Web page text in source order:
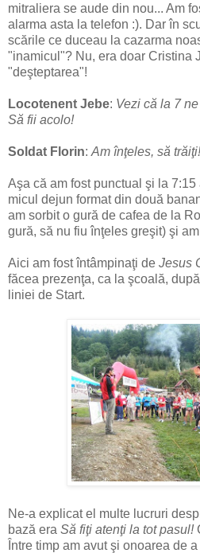
mitraliera se aude din nou... Am
alarma asta la telefon :). Dar în
scările ce duceau la cazarma
"inamicul"? Nu, era doar Cristina
"deşteptarea"!
Locotenent Jebe: Vezi că la 7
Să fii acolo!
Soldat Florin: Am înţeles, să trăiţi!
Aşa că am fost punctual şi la
micul dejun format din două
am sorbit o gură de cafea de la
gură, să nu fiu înţeles greşit) şi
Aici am fost întâmpinaţi de Jesus
făcea prezenţa, ca la şcoală,
liniei de Start.
Ne-a explicat el multe lucruri
bază era Să fiţi atenţi la tot pasul!
Între timp am avut şi onoarea de